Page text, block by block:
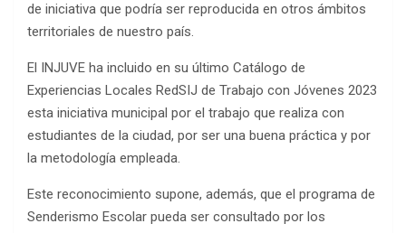
de iniciativa que podría ser reproducida en otros ámbitos
territoriales de nuestro país.
El INJUVE ha incluido en su último Catálogo de
Experiencias Locales RedSIJ de Trabajo con Jóvenes 2023
esta iniciativa municipal por el trabajo que realiza con
estudiantes de la ciudad, por ser una buena práctica y por
la metodología empleada.
Este reconocimiento supone, además, que el programa de
Senderismo Escolar pueda ser consultado por los